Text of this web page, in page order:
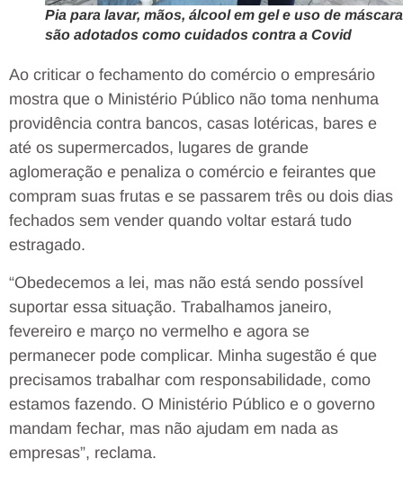
Pia para lavar, mãos, álcool em gel e uso de
são adotados como cuidados contra a Covid
Ao criticar o fechamento do comércio o empresário
mostra que o Ministério Público não toma nenhuma
providência contra bancos, casas lotéricas, bares e
até os supermercados, lugares de grande
aglomeração e penaliza o comércio e feirantes que
compram suas frutas e se passarem três ou dois dias
fechados sem vender quando voltar estará tudo
estragado.
“Obedecemos a lei, mas não está sendo possível
suportar essa situação. Trabalhamos janeiro,
fevereiro e março no vermelho e agora se
permanecer pode complicar. Minha sugestão é que
precisamos trabalhar com responsabilidade, como
estamos fazendo. O Ministério Público e o governo
mandam fechar, mas não ajudam em nada as
empresas”, reclama.